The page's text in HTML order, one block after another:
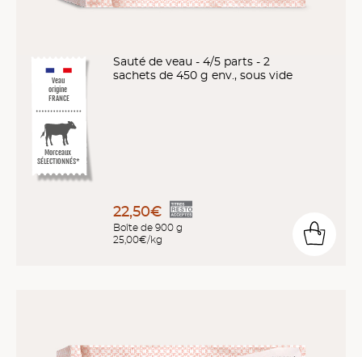
Veau
origine
FRANCE
Morceaux
SÉLECTIONNÉS*
Sauté de veau - 4/5 parts - 2
sachets de 450 g env., sous vide
22,50€
Boîte de 900 g
25,00€/kg